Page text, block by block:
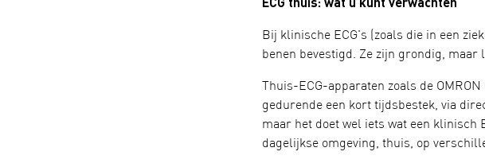
Bij klinische ECG's (zoals die in een
benen bevestigd. Ze zijn grondig,
Thuis-ECG-apparaten zoals de
gedurende een kort tijdsbestek, via
maar het doet wel iets wat een klinisch
dagelijkse omgeving, thuis, op